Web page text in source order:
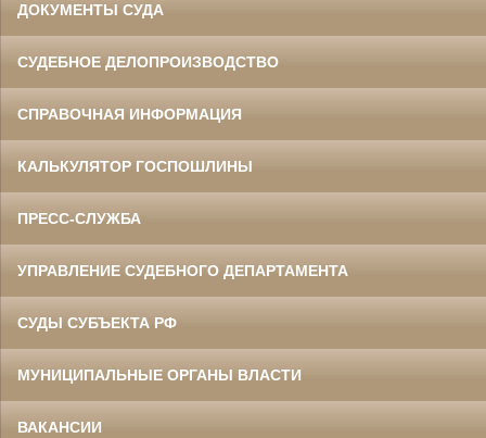
ДОКУМЕНТЫ СУДА
СУДЕБНОЕ ДЕЛОПРОИЗВОДСТВО
СПРАВОЧНАЯ ИНФОРМАЦИЯ
КАЛЬКУЛЯТОР ГОСПОШЛИНЫ
ПРЕСС-СЛУЖБА
УПРАВЛЕНИЕ СУДЕБНОГО ДЕПАРТАМЕНТА
СУДЫ СУБЪЕКТА РФ
МУНИЦИПАЛЬНЫЕ ОРГАНЫ ВЛАСТИ
ВАКАНСИИ